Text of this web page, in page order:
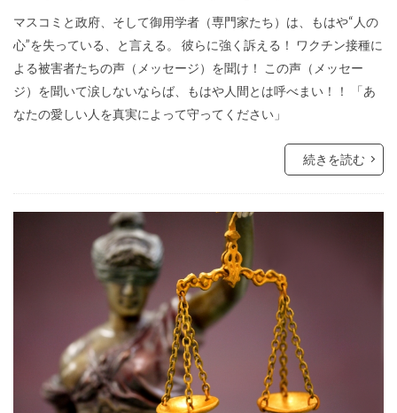
マスコミと政府、そして御用学者（専門家たち）は、もはや“人の
心”を失っている、と言える。 彼らに強く訴える！ ワクチン接種に
よる被害者たちの声（メッセージ）を聞け！ この声（メッセー
ジ）を聞いて涙しないならば、もはや人間とは呼べまい！！ 「あ
なたの愛しい人を真実によって守ってください」
続きを読む
イエス・キリスト
アロハスピリット
アルツハイマー病
アメリカ合衆国選挙
アメリカ合衆国大統領選挙
アメリカ合衆国
WHO
WHA
WGIP WEF
WCH
ダイナマイト
ダボス会議
ロマンス詐欺
不都合な真実
一般社団法人ワクチン問題研究会
ヴィクトリア女王
ワン・ワールド政府
ワクチン問題研究会
ローリー医師
ローマ教皇
ローマクラブ
ロックフェラー
中毒 ロシア大統領選挙